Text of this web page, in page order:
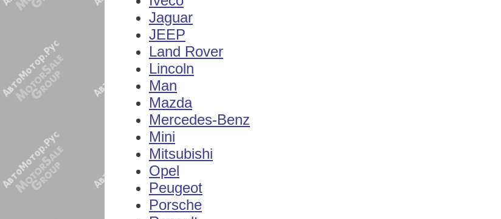
Jaguar
JEEP
Land Rover
Lincoln
Man
Mazda
Mercedes-Benz
Mini
Mitsubishi
Opel
Peugeot
Porsche